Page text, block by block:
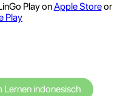
Play onApple Storeor
Play
Lernen indonesisch